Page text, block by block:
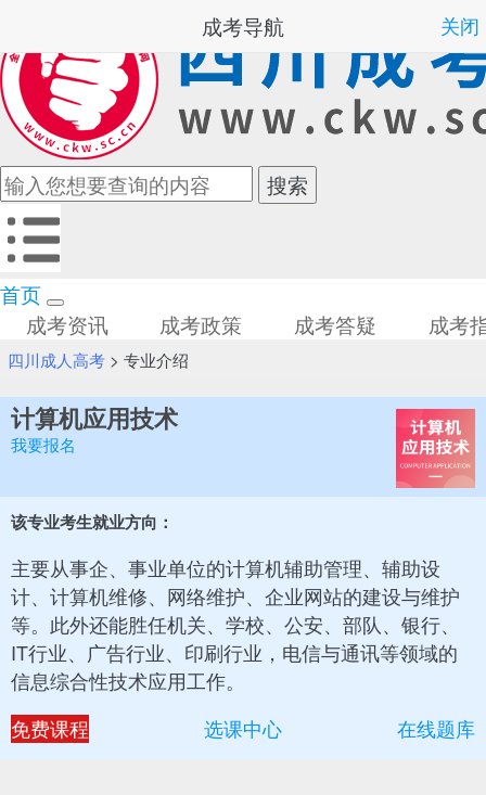
首页
成考资讯
成考政策 成考答疑 成考
四川成人高考> 专业介绍
计算机应用技术
我要报名
该专业考生就业方向：
主要从事企、事业单位的计算机辅助管理、辅助设
计、计算机维修、网络维护、企业网站的建设与维护
等。此外还能胜任机关、学校、公安、部队、银行、
IT行业、广告行业、印刷行业，电信与通讯等领域的
信息综合性技术应用工作。
免费课程
选课中心 在线题库
成考导航 关闭